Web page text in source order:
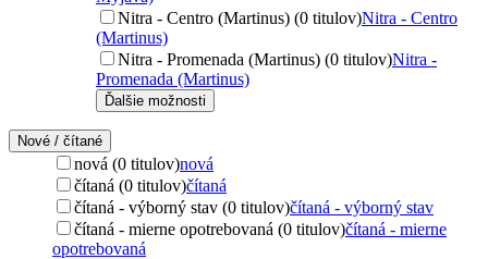
Nitra - Centro (Martinus) (0 titulov)Nitra - Centro
(Martinus)
Nitra - Promenada (Martinus) (0 titulov)Nitra -
Promenada (Martinus)
Ďalšie možnosti
Nové / čítané
nová (0 titulov)nová
čítaná (0 titulov)čítaná
čítaná - výborný stav (0 titulov)čítaná - výborný stav
čítaná - mierne opotrebovaná (0 titulov)čítaná - mierne
opotrebovaná